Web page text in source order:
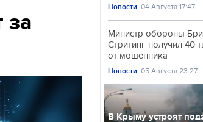
за
Новости 04 Августа 17:47
Министр обороны
Стритинг получил 40
от мошенника
Новости 05 Августа 23:27
В Крыму устроят